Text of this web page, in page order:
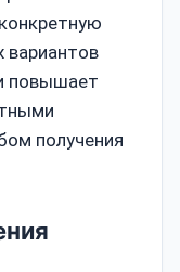
вариантов
повышает
получения